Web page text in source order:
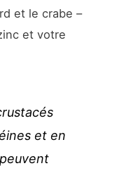
et le crabe –
et votre
et en